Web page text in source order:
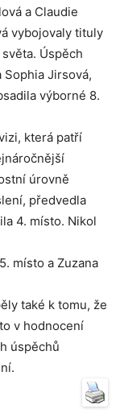
a Claudie
vybojovaly tituly
Úspěch
Sophia Jirsová,
výborné 8.
která patří
úrovně
předvedla
4. místo. Nikol
místo a Zuzana
také k tomu, že
v hodnocení
úspěchů